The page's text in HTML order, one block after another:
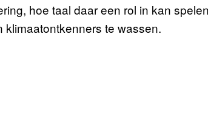
hoe taal daar een rol in kan
klimaatontkenners te wassen.